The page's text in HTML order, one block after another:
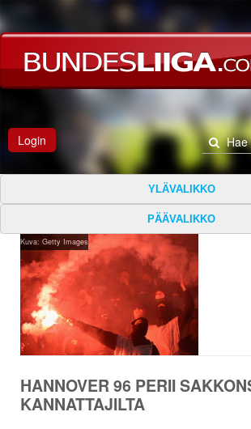
Login
YLÄVALIKKO
PÄÄVALIKKO
Kuva: Getty Images
HANNOVER 96 PERII
KANNATTAJILTA